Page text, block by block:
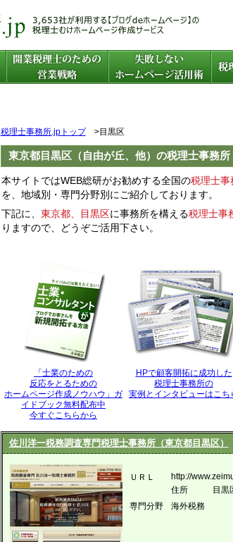
税理士事務所.jpトップ>目黒区
東京都目黒区（自由が丘、他）の税理士事務所
本サイトではWEB総研がお勧めする全国の税理士事
を、地域別・専門分野別にご紹介しております。
下記に、 東京都、目黒区 に事務所を構える税理士事
りますので、どうぞご活用下さい。
「士業のための
反応をとるための
ホームページ作成ノウハウ」ガ
イドブック無料配布中
今すぐこちらから
HPで顧客開拓に成功した
税理士事務所の
実例とインタビューはこち
佐川洋一税務調査専門税理士事務所（東京都目黒区）
ＵＲＬ
http://
住所
目黒
専門分野
海外税務